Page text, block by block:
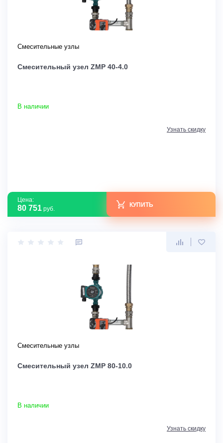
Смесительные узлы
Смесительный узел ZMP 40-4.0
В наличии
Узнать скидку
Цена:
80 751 руб.
КУПИТЬ
Смесительные узлы
Смесительный узел ZMP 80-10.0
В наличии
Узнать скидку